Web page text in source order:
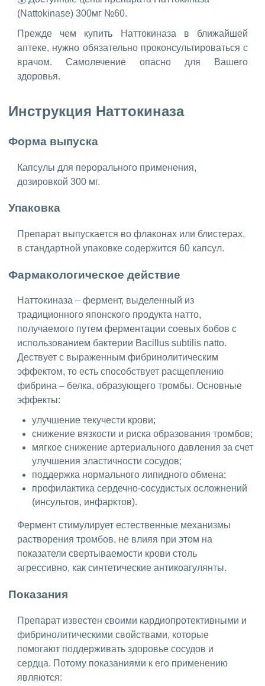
(Nattokinase) 300мг №60.
Прежде чем купить Наттокиназа в ближайшей
аптеке, нужно обязательно проконсультироваться с
врачом. Самолечение опасно для Вашего
здоровья.
Инструкция Наттокиназа
Форма выпуска
Капсулы для перорального применения,
дозировкой 300 мг.
Упаковка
Препарат выпускается во флаконах или блистерах,
в стандартной упаковке содержится 60 капсул.
Фармакологическое действие
Наттокиназа – фермент, выделенный из
традиционного японского продукта натто,
получаемого путем ферментации соевых бобов с
использованием бактерии Bacillus subtilis natto.
Дествует с выраженным фибринолитическим
эффектом, то есть способствует расщеплению
фибрина – белка, образующего тромбы. Основные
эффекты:
улучшение текучести крови;
снижение вязкости и риска образования тромбов;
мягкое снижение артериального давления за счет
улучшения эластичности сосудов;
поддержка нормального липидного обмена;
профилактика сердечно-сосудистых осложнений
(инсультов, инфарктов).
Фермент стимулирует естественные механизмы
растворения тромбов, не влияя при этом на
показатели свертываемости крови столь
агрессивно, как синтетические антикоагулянты.
Показания
Препарат известен своими кардиопротективными и
фибринолитическими свойствами, которые
помогают поддерживать здоровье сосудов и
сердца. Потому показаниями к его применению
являются: